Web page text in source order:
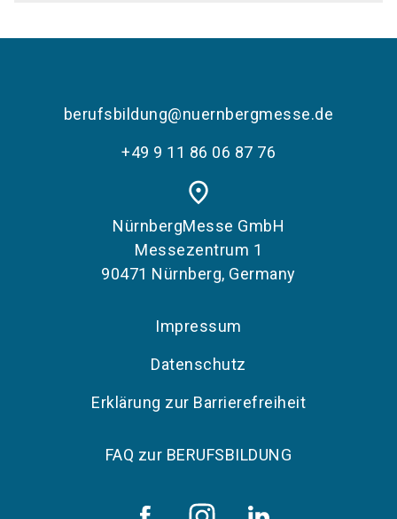
berufsbildung@nuernbergmesse.de
+49 9 11 86 06 87 76
place
NürnbergMesse GmbH
Messezentrum 1
90471 Nürnberg, Germany
Impressum
Datenschutz
Erklärung zur Barrierefreiheit
FAQ zur BERUFSBILDUNG